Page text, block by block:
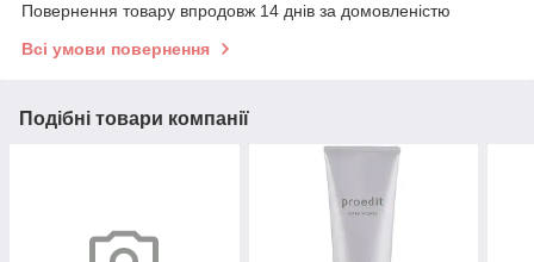
Повернення товару впродовж 14 днів за домовленістю
Всі умови повернення
Подібні товари компанії